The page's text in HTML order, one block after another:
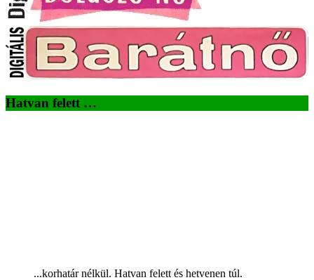
Hatvan felett …
...korhatár nélkül. Hatvan felett és hetvenen túl.